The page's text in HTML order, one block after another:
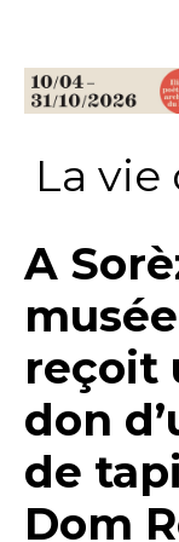
La vie
A
reçoit
don
de
Dom